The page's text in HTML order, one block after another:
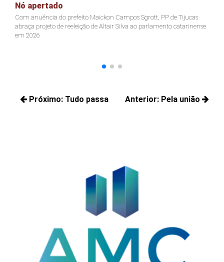
Nó apertado
Com anuência do prefeito Maickon Campos Sgrott, PP de Tijucas
abraça projeto de reeleição de Altair Silva ao parlamento catarinense
em 2026
Navegação
Anterior: Pela união
Próximo: Tudo passa